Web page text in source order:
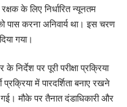
के लिए निर्धारित न्यूनतम
करना अनिवार्य था। इस चरण
गया।
के निर्देश पर पूरी परीक्षा प्रक्रिया
प्रक्रिया में पारदर्शिता बनाए रखने
गई। मौके पर तैनात दंडाधिकारी और